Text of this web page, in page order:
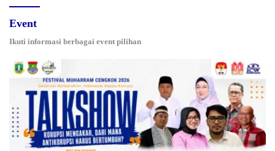
Event
Ikuti informasi berbagai event pilihan